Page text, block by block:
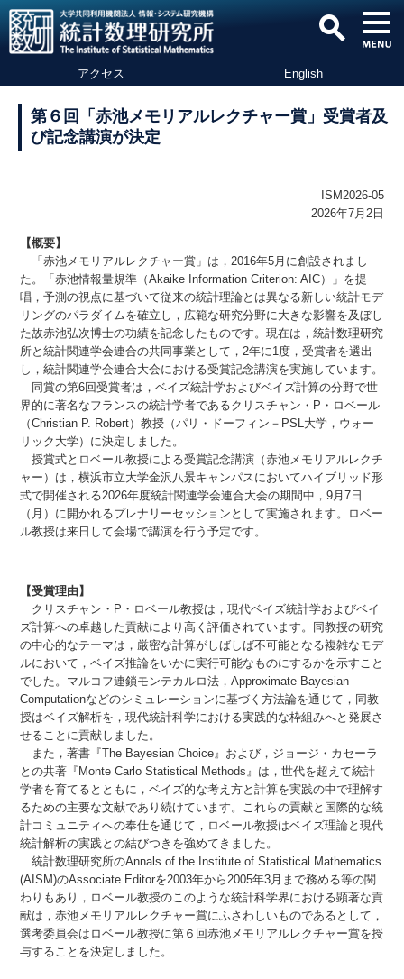
アクセス English
第６回「赤池メモリアルレクチャー賞」受賞者及
び記念講演が決定
ISM2026-05
2026年7月2日
【概要】
「赤池メモリアルレクチャー賞」は，2016年5月に創設されまし
た。「赤池情報量規準（Akaike Information Criterion: AIC）」を提
唱，予測の視点に基づいて従来の統計理論とは異なる新しい統計モデ
リングのパラダイムを確立し，広範な研究分野に大きな影響を及ぼし
た故赤池弘次博士の功績を記念したものです。現在は，統計数理研究
所と統計関連学会連合の共同事業として，2年に1度，受賞者を選出
し，統計関連学会連合大会における受賞記念講演を実施しています。
同賞の第6回受賞者は，ベイズ統計学およびベイズ計算の分野で世
界的に著名なフランスの統計学者であるクリスチャン・P・ロベール
（Christian P. Robert）教授（パリ・ドーフィン－PSL大学，ウォー
リック大学）に決定しました。
授賞式とロベール教授による受賞記念講演（赤池メモリアルレクチ
ャー）は，横浜市立大学金沢八景キャンパスにおいてハイブリッド形
式で開催される2026年度統計関連学会連合大会の期間中，9月7日
（月）に開かれるプレナリーセッションとして実施されます。ロベー
ル教授は来日して会場で講演を行う予定です。
【受賞理由】
クリスチャン・P・ロベール教授は，現代ベイズ統計学およびベイ
ズ計算への卓越した貢献により高く評価されています。同教授の研究
の中心的なテーマは，厳密な計算がしばしば不可能となる複雑なモデ
ルにおいて，ベイズ推論をいかに実行可能なものにするかを示すこと
でした。マルコフ連鎖モンテカルロ法，Approximate Bayesian
Computationなどのシミュレーションに基づく方法論を通じて，同教
授はベイズ解析を，現代統計科学における実践的な枠組みへと発展さ
せることに貢献しました。
また，著書『The Bayesian Choice』および，ジョージ・カセーラ
との共著『Monte Carlo Statistical Methods』は，世代を超えて統計
学者を育てるとともに，ベイズ的な考え方と計算を実践の中で理解す
るための主要な文献であり続けています。これらの貢献と国際的な統
計コミュニティへの奉仕を通じて，ロベール教授はベイズ理論と現代
統計解析の実践との結びつきを強めてきました。
統計数理研究所のAnnals of the Institute of Statistical Mathematics
(AISM)のAssociate Editorを2003年から2005年3月まで務める等の関
わりもあり，ロベール教授のこのような統計科学界における顕著な貢
献は，赤池メモリアルレクチャー賞にふさわしいものであるとして，
選考委員会はロベール教授に第６回赤池メモリアルレクチャー賞を授
与することを決定しました。